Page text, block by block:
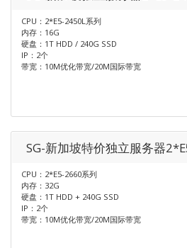
CPU：2*E5-2450L系列
内存：16G
硬盘：1T HDD / 240G SSD
IP：2个
带宽：10M优化带宽/20M国际带宽
SG-新加坡特价独立服务器
CPU：2*E5-2660系列
内存：32G
硬盘：1T HDD + 240G SSD
IP：2个
带宽：10M优化带宽/20M国际带宽